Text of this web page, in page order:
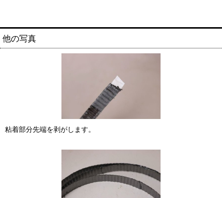
他の写真
粘着部分先端を剥がします。